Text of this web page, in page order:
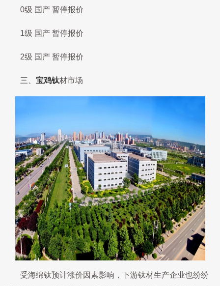
0级 国产 暂停报价
1级 国产 暂停报价
2级 国产 暂停报价
三、 宝鸡钛材市场
受海绵钛预计涨价因素影响，下游钛材生产企业也纷纷